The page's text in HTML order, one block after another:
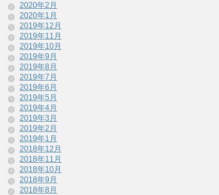
2020年2月
2020年1月
2019年12月
2019年11月
2019年10月
2019年9月
2019年8月
2019年7月
2019年6月
2019年5月
2019年4月
2019年3月
2019年2月
2019年1月
2018年12月
2018年11月
2018年10月
2018年9月
2018年8月